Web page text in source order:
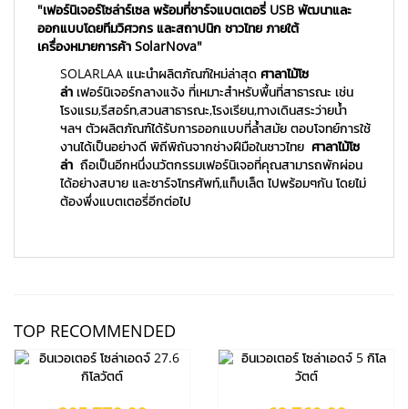
"เฟอร์นิเจอร์โซล่าร์เซล พร้อมที่ชาร์จแบตเตอรี่ USB พัฒนาและ
ออกแบบโดยทีมวิศวกร และสถาปนิก ชาวไทย ภายใต้
เครื่องหมายการค้า SolarNova"
SOLARLAA แนะนำผลิตภัณฑ์ใหม่ล่าสุดศาลาไม้โซ
ล่าเฟอร์นิเจอร์กลางแจ้ง ที่เหมาะสำหรับพื้นที่สาธารณะ เช่น
โรงแรม,รีสอร์ท,สวนสาธารณะ,โรงเรียน,ทางเดินสระว่ายน้ำ
ฯลฯ ตัวผลิตภัณฑ์ได้รับการออกแบบที่ล้ำสมัย ตอบโจทย์การใช้
งานได้เป็นอย่างดี พิถีพิถันจากช่างฝีมือในชาวไทย ศาลาไม้โซ
ล่า ถือเป็นอีกหนึ่งนวัตกรรมเฟอร์นิเจอที่คุณสามารถพักผ่อน
ได้อย่างสบาย และชาร์จโทรศัพท์,แท็บเล็ต ไปพร้อมๆกัน โดยไม่
ต้องพึ่งแบตเตอรี่อีกต่อไป
TOP RECOMMENDED
205,770.00
รายละเอียด